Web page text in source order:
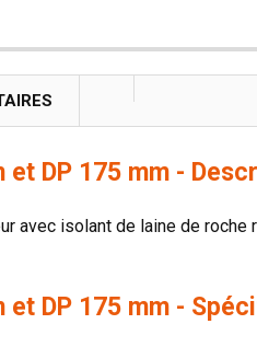
et DP 175 mm -
avec isolant de laine de
et DP 175 mm -